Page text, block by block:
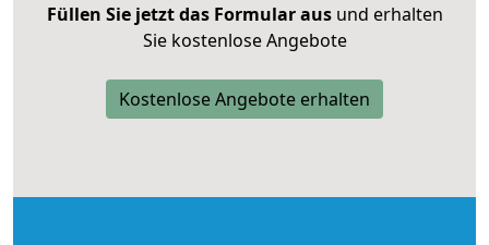
Füllen Sie jetzt das Formular ausund erhalten
Sie kostenlose Angebote
Kostenlose Angebote erhalten